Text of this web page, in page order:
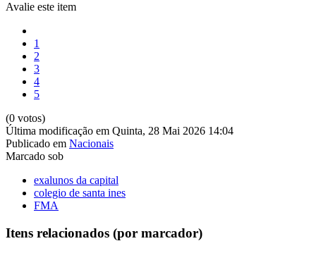
Avalie este item
1
2
3
4
5
(0 votos)
Última modificação em Quinta, 28 Mai 2026 14:04
Publicado em Nacionais
Marcado sob
exalunos da capital
colegio de santa ines
FMA
Itens relacionados (por marcador)